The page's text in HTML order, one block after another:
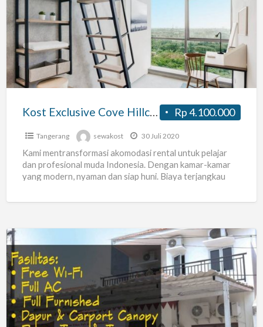
Cove
Hillcrest
Residence
dekat
dengan
Karawaci
Tangerang
Rp 4.100.000
Kost Exclusive Cove Hillcrest Residence dekat dengan UPH Karawaci Tangerang
Tangerang sewakost 30 Juli 2020
Kami mentransformasi akomodasi rental untuk pelajar
dan profesional muda Indonesia. Dengan kamar-kamar
yang modern, nyaman dan siap huni. Biaya terjangkau
Mirzakos
Lippo
Karawaci
Tangerang
Dekat